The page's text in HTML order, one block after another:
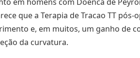
que a Terapia de Tracao TT
e, em muitos, um ganho de
da curvatura.